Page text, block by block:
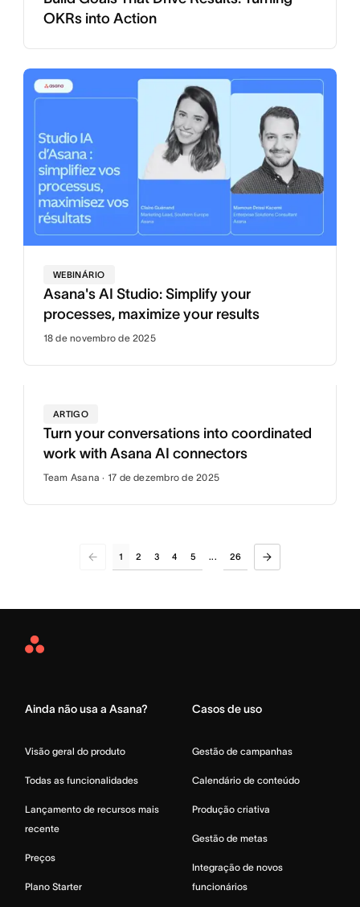
OKRs into Action
WEBINÁRIO
Asana's AI Studio: Simplify your
processes, maximize your results
18 de novembro de 2025
ARTIGO
Turn your conversations into coordinated
work with Asana AI connectors
Team Asana · 17 de dezembro de 2025
1 2 3 4 5 ... 26
Asana
Ainda não usa a Asana?
Visão geral do produto
Todas as funcionalidades
Lançamento de recursos mais
recente
Preços
Plano Starter
Casos de uso
Gestão de campanhas
Calendário de conteúdo
Produção criativa
Gestão de metas
Integração de novos
funcionários